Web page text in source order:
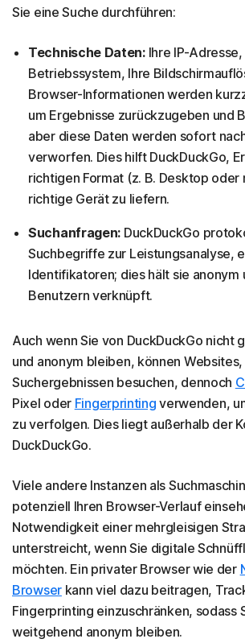
Sie eine Suche durchführen:
Technische Daten:Ihre IP-
Betriebssystem, Ihre
Browser-Informationen werden
um Ergebnisse zurückzugeben und
aber diese Daten werden sofort
verworfen. Dies hilft DuckDuckGo,
richtigen Format (z. B. Desktop oder
richtige Gerät zu liefern.
Suchanfragen: DuckDuckGo
Suchbegriffe zur Leistungsanalyse,
Identifikatoren; dies hält sie anonym
Benutzern verknüpft.
Auch wenn Sie von DuckDuckGo nicht
und anonym bleiben, können
Suchergebnissen besuchen, dennoch
Pixel oder Fingerprinting verwenden,
zu verfolgen. Dies liegt außerhalb der
DuckDuckGo.
Viele andere Instanzen als
potenziell Ihren Browser-Verlauf
Notwendigkeit einer mehrgleisigen
unterstreicht, wenn Sie digitale
möchten. Ein privater Browser wie der
Browserkann viel dazu beitragen,
Fingerprinting einzuschränken, sodass
weitgehend anonym bleiben.